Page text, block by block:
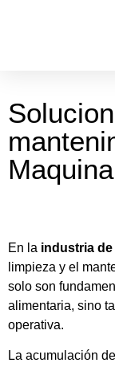
En la industria
limpieza y el
solo son
alimentaria, sino
operativa.
La acumulación